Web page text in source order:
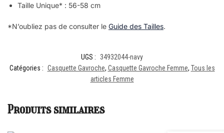
Taille Unique* : 56-58 cm
*N’oubliez pas de consulter le Guide des Tailles.
UGS :
34932044-navy
Catégories : Casquette Gavroche, Casquette Gavroche Femme, Tous les
articles Femme
Produits similaires